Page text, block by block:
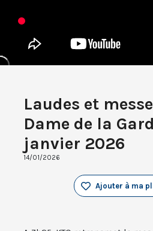
Laudes et
Dame de la
janvier 2026
14/01/2026
Ajouter à ma